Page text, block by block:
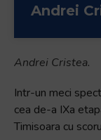
Andrei
Andrei Cristea.
Intr-un meci
cea de-a IXa
Timisoara cu